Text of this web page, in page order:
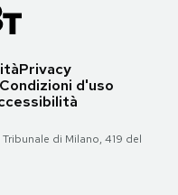
Privacy
Condizioni d'uso
di Milano, 419 del